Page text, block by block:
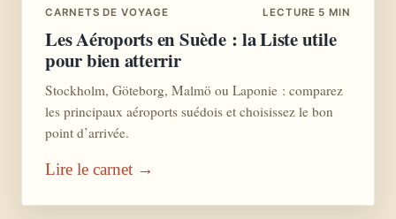
CARNETS DE VOYAGE LECTURE 5 MIN
Les Aéroports en Suède : la Liste utile
pour bien atterrir
Stockholm, Göteborg, Malmö ou Laponie : comparez
les principaux aéroports suédois et choisissez le bon
point d’arrivée.
Lire le carnet →